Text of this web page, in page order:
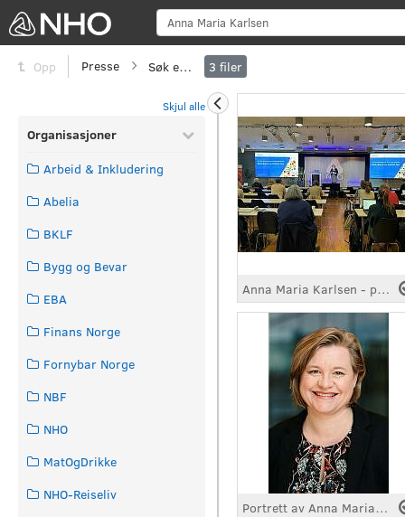
Opp Presse Søk etter 3 filer
Skjul alle
Organisasjoner
Arbeid & Inkludering
Abelia
BKLF
Bygg og Bevar
EBA
Finans Norge
Fornybar Norge
NBF
NHO
MatOgDrikke
NHO-Reiseliv
Anna Maria Karlsen - på scenen
Portrett av Anna Maria Karlsen